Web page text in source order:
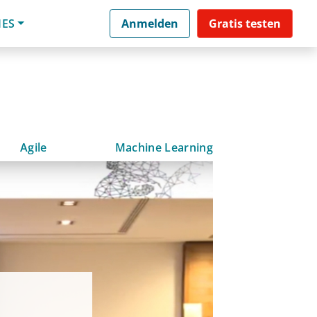
Anmelden Gratis testen
Agile Machine Learning